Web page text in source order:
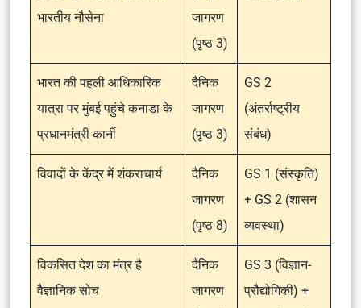
भारतीय नौसेना
जागरण
(पृष्ठ 3)
भारत की पहली आधिकारिक
यात्रा पर मुंबई पहुंचे कनाडा के
प्रधानमंत्री कार्नी
दैनिक
जागरण
(पृष्ठ 3)
GS 2
(अंतर्राष्ट्रीय
संबंध)
विवादों के केंद्र में शंकराचार्य
दैनिक
जागरण
(पृष्ठ 8)
GS 1 (संस्कृति)
+ GS 2 (शासन
व्यवस्था)
विकसित देश का मंत्र है
वैज्ञानिक सोच
दैनिक
जागरण
GS 3 (विज्ञान-
प्रौद्योगिकी) +